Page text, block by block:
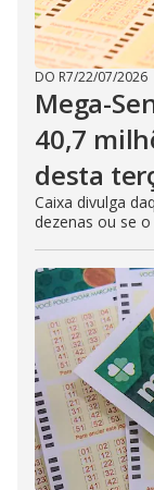
DO R7/22/07/2026
Mega-
40,7
desta
Caixa divulga
dezenas ou se